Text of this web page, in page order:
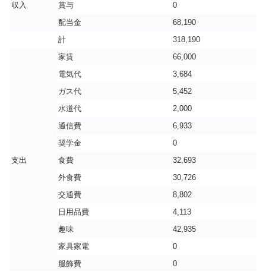
収入
賞与
0
配当金
68,190
計
318,190
支出
家賃
66,000
電気代
3,684
ガス代
5,452
水道代
2,000
通信費
6,933
奨学金
0
食費
32,693
外食費
30,726
交通費
8,802
日用品費
4,113
趣味
42,935
家具家電
0
服飾費
0